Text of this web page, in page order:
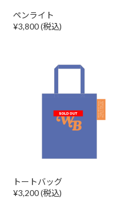
ペンライト
¥3,800 (税込)
トートバッグ
¥3,200 (税込)